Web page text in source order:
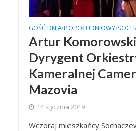
GOŚĆ DNIA•POPOŁUDNIOWY•
Artur
Dyrygent
Kameralnej
Mazovia
14 stycznia 2019
Wczoraj mieszkańcy